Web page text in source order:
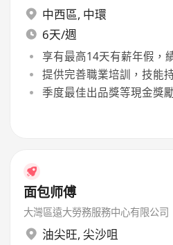
中西區, 中環
6天/週
享有最高14天有薪年假，
提供完善職業培訓，技能
季度最佳出品獎等現金獎
面包师傅
大灣區遠大勞務服務中心有限公司
油尖旺, 尖沙咀